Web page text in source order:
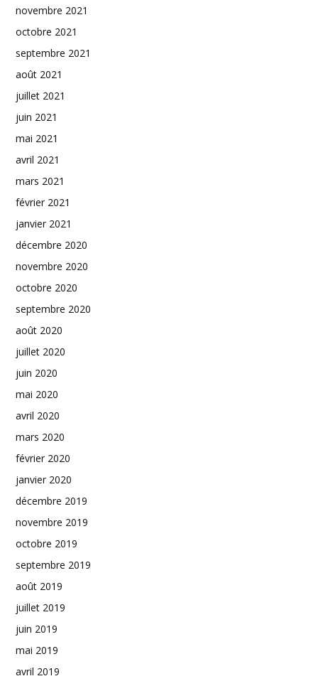
novembre 2021
octobre 2021
septembre 2021
août 2021
juillet 2021
juin 2021
mai 2021
avril 2021
mars 2021
février 2021
janvier 2021
décembre 2020
novembre 2020
octobre 2020
septembre 2020
août 2020
juillet 2020
juin 2020
mai 2020
avril 2020
mars 2020
février 2020
janvier 2020
décembre 2019
novembre 2019
octobre 2019
septembre 2019
août 2019
juillet 2019
juin 2019
mai 2019
avril 2019